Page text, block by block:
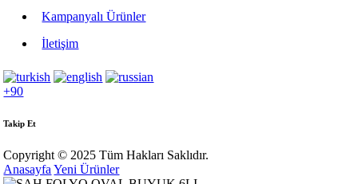
Kampanyalı Ürünler
İletişim
+90
Takip Et
Copyright © 2025 Tüm Hakları Saklıdır.
Anasayfa Yeni Ürünler